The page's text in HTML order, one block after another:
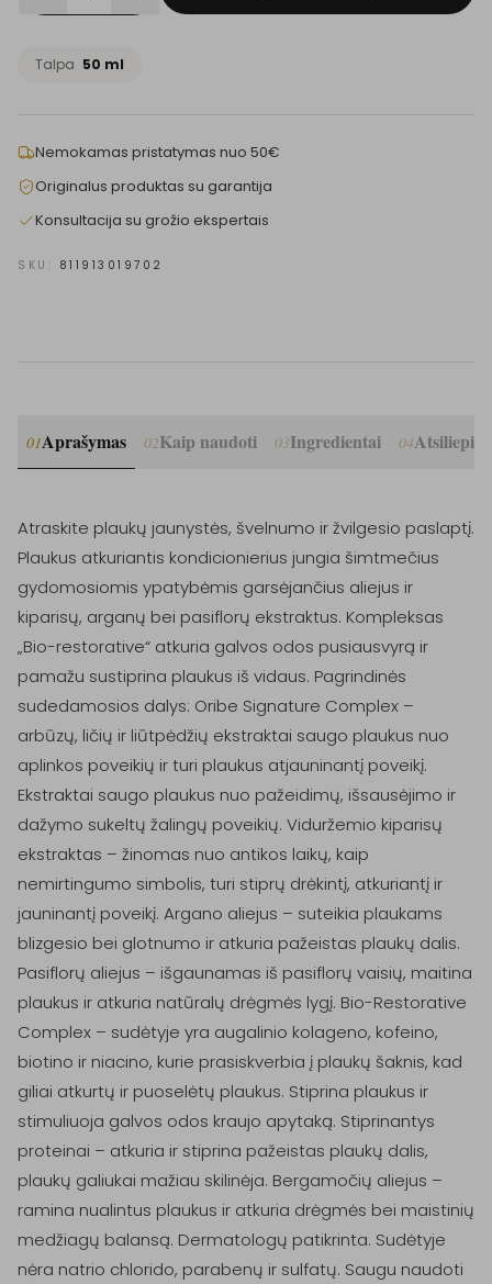
Talpa 50 ml
Nemokamas pristatymas nuo 50€
Originalus produktas su garantija
Konsultacija su grožio ekspertais
SKU: 811913019702
01Aprašymas 02Kaip naudoti 03Ingredientai 04
Atraskite plaukų jaunystės, švelnumo ir žvilgesio paslaptį.
Plaukus atkuriantis kondicionierius jungia šimtmečius
gydomosiomis ypatybėmis garsėjančius aliejus ir
kiparisų, arganų bei pasiflorų ekstraktus. Kompleksas
„Bio-restorative“ atkuria galvos odos pusiausvyrą ir
pamažu sustiprina plaukus iš vidaus. Pagrindinės
sudedamosios dalys: Oribe Signature Complex –
arbūzų, ličių ir liūtpėdžių ekstraktai saugo plaukus nuo
aplinkos poveikių ir turi plaukus atjauninantį poveikį.
Ekstraktai saugo plaukus nuo pažeidimų, išsausėjimo ir
dažymo sukeltų žalingų poveikių. Viduržemio kiparisų
ekstraktas – žinomas nuo antikos laikų, kaip
nemirtingumo simbolis, turi stiprų drėkintį, atkuriantį ir
jauninantį poveikį. Argano aliejus – suteikia plaukams
blizgesio bei glotnumo ir atkuria pažeistas plaukų dalis.
Pasiflorų aliejus – išgaunamas iš pasiflorų vaisių, maitina
plaukus ir atkuria natūralų drėgmės lygį. Bio-Restorative
Complex – sudėtyje yra augalinio kolageno, kofeino,
biotino ir niacino, kurie prasiskverbia į plaukų šaknis, kad
giliai atkurtų ir puoselėtų plaukus. Stiprina plaukus ir
stimuliuoja galvos odos kraujo apytaką. Stiprinantys
proteinai – atkuria ir stiprina pažeistas plaukų dalis,
plaukų galiukai mažiau skilinėja. Bergamočių aliejus –
ramina nualintus plaukus ir atkuria drėgmės bei maistinių
medžiagų balansą. Dermatologų patikrinta. Sudėtyje
nėra natrio chlorido, parabenų ir sulfatų. Saugu naudoti